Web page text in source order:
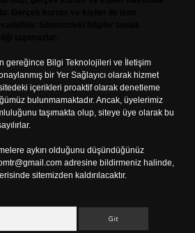
gereğince Bilgi Teknolojileri ve İletişim
bir Yer Sağlayıcı olarak hizmet
içerikleri proaktif olarak denetleme
bulunmamaktadır. Ancak, üyelerimiz
taşımakta olup, siteye üye olarak bu
aykırı olduğunu düşündüğünüz
adresine bildirmeniz halinde,
sitemizden kaldırılacaktır.